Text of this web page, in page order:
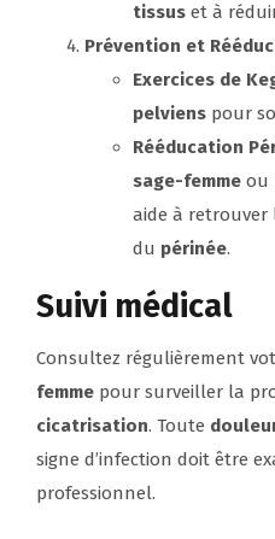
tissus et à
Prévention et
Exercices de
pelviens pour
Rééducation
sage-femme ou
aide à
du périnée.
Suivi médical
Consultez régulièrement
femme pour surveiller la
cicatrisation. Toute
signe d’infection doit être
professionnel.